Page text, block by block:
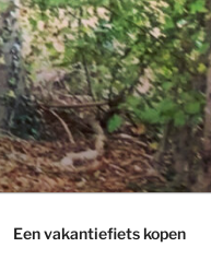
Een vakantiefiets kopen